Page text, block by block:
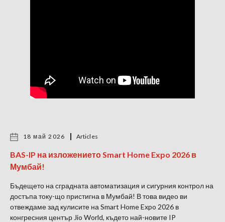
18 май 2026 Articles
BAS-IP на изложението Smart Home Expo 2026 в
Мумбай!
Бъдещето на сградната автоматизация и сигурния контрол на
достъпа току-що пристигна в Мумбай! В това видео ви
отвеждаме зад кулисите на Smart Home Expo 2026 в
конгресния център Jio World, където най-новите IP